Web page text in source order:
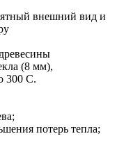
внешний вид и
(8 мм),
300 С.
потерь тепла;